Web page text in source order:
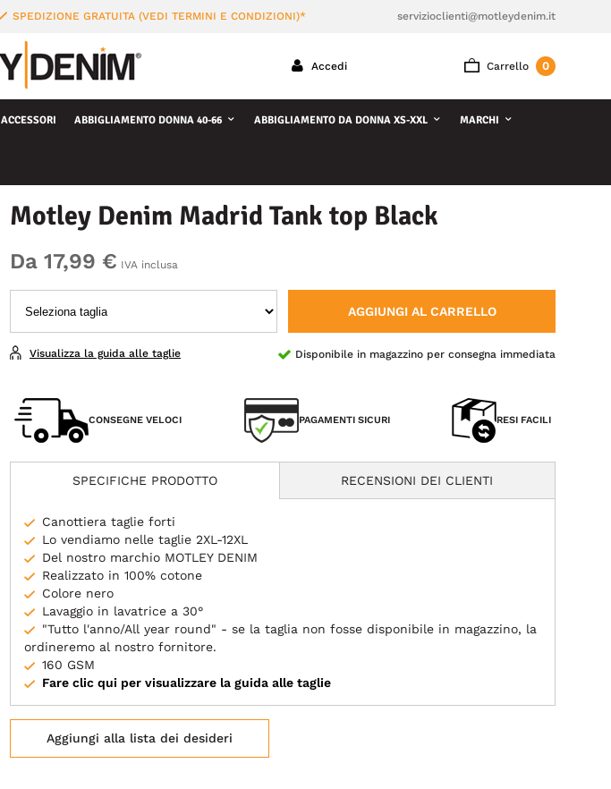
SPEDIZIONE GRATUITA (VEDI TERMINI E CONDIZIONI)* servizioclienti@motleydenim.it
Carrello 0
Accedi
ACCESSORI ABBIGLIAMENTO DONNA 40-66 ABBIGLIAMENTO DA DONNA XS-XXL MARCHI
Motley Denim Madrid Tank top Black
Da 17,99 € IVA inclusa
AGGIUNGI AL CARRELLO
Disponibile in magazzino per consegna immediata
Visualizza la guida alle taglie
CONSEGNE VELOCI PAGAMENTI SICURI RESI FACILI
SPECIFICHE PRODOTTO RECENSIONI DEI CLIENTI
Canottiera taglie forti
Lo vendiamo nelle taglie 2XL-12XL
Del nostro marchio MOTLEY DENIM
Realizzato in 100% cotone
Colore nero
Lavaggio in lavatrice a 30°
"Tutto l'anno/All year round" - se la taglia non fosse disponibile in magazzino, la
ordineremo al nostro fornitore.
160 GSM
Fare clic qui per visualizzare la guida alle taglie
Aggiungi alla lista dei desideri